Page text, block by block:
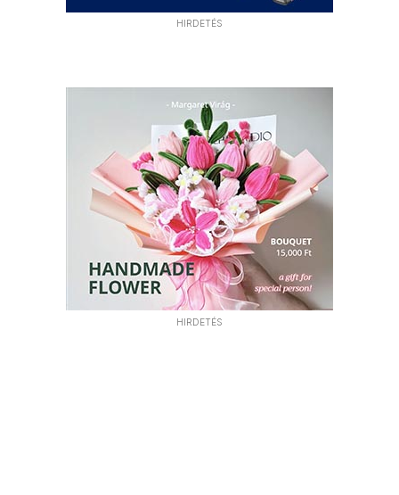
HIRDETÉS
HIRDETÉS